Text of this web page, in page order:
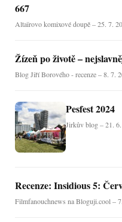
667
Altaïrovo komixové doupě – 25. 7.
Žízeň po životě –
Blog Jiří Borového - recenze – 8. 7.
Pesfest 2024
Jirkův blog – 21.
Recenze: Insidious 5:
Filmfanouchnews na Bloguji.cool –